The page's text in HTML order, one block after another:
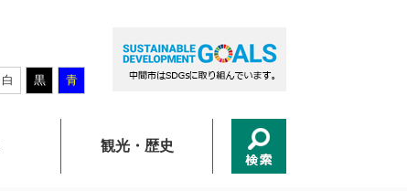
白 黒 青
観光・歴史